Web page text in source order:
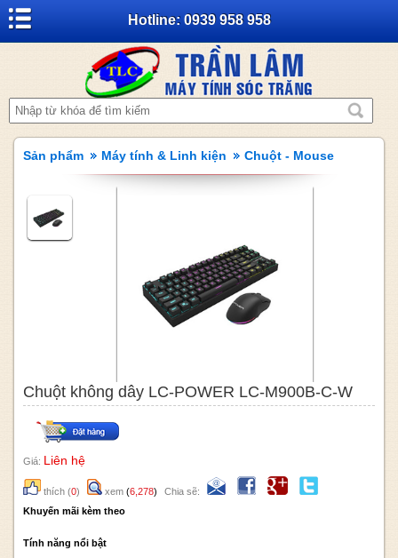
Hotline: 0939 958 958
Sản phẩm Máy tính & Linh kiện Chuột - Mouse
Chuột không dây LC-POWER LC-M900B-C-W
Giá: Liên hệ
thích (0) xem (6,278)
Chia sẽ:
Khuyến mãi kèm theo
Tính năng nổi bật